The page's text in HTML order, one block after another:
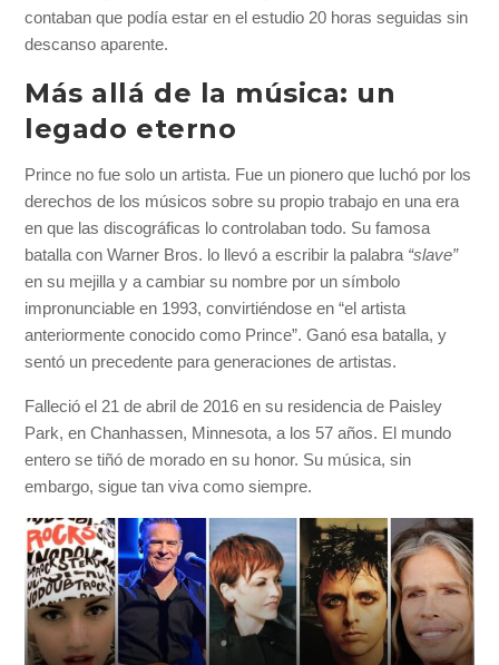
contaban que podía estar en el estudio 20 horas seguidas sin
descanso aparente.
Más allá de la música: un
legado eterno
Prince no fue solo un artista. Fue un pionero que luchó por los
derechos de los músicos sobre su propio trabajo en una era
en que las discográficas lo controlaban todo. Su famosa
batalla con Warner Bros. lo llevó a escribir la palabra “slave”
en su mejilla y a cambiar su nombre por un símbolo
impronunciable en 1993, convirtiéndose en “el artista
anteriormente conocido como Prince”. Ganó esa batalla, y
sentó un precedente para generaciones de artistas.
Falleció el 21 de abril de 2016 en su residencia de Paisley
Park, en Chanhassen, Minnesota, a los 57 años. El mundo
entero se tiñó de morado en su honor. Su música, sin
embargo, sigue tan viva como siempre.